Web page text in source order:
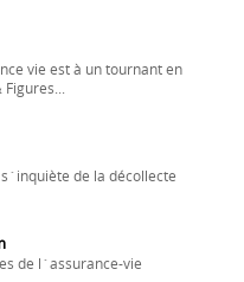
vie est à un tournant en
Figures...
de la décollecte
de l´assurance-vie